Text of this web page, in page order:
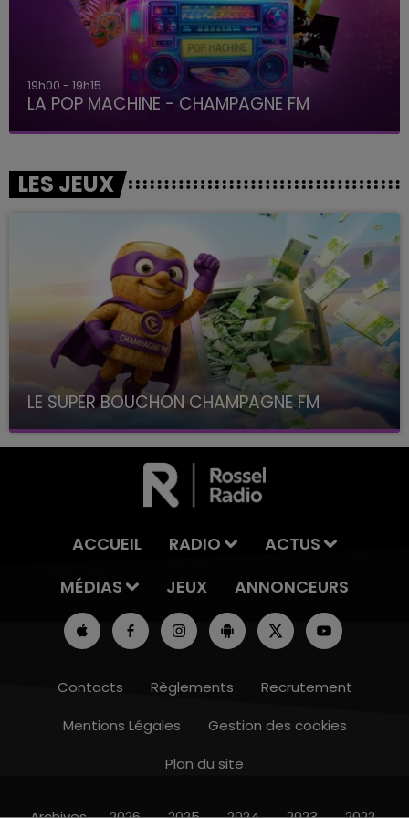
15h00 - 19h00
19h00 - 19h15
LA POP MACHINE - CHAMPAGNE FM
LES JEUX
LE SUPER BOUCHON CHAMPAGNE FM
avec La Famille Champagne FM, à 8H10
ACCUEIL RADIO
ACTUS
MÉDIAS
JEUX ANNONCEURS
Contacts Règlements
Recrutement
Mentions Légales
Gestion des cookies
Plan du site